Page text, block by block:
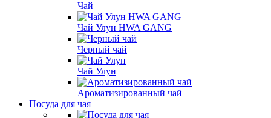
Чай
Чай Улун HWA GANG
Черный чай
Чай Улун
Ароматизированный чай
Посуда для чая